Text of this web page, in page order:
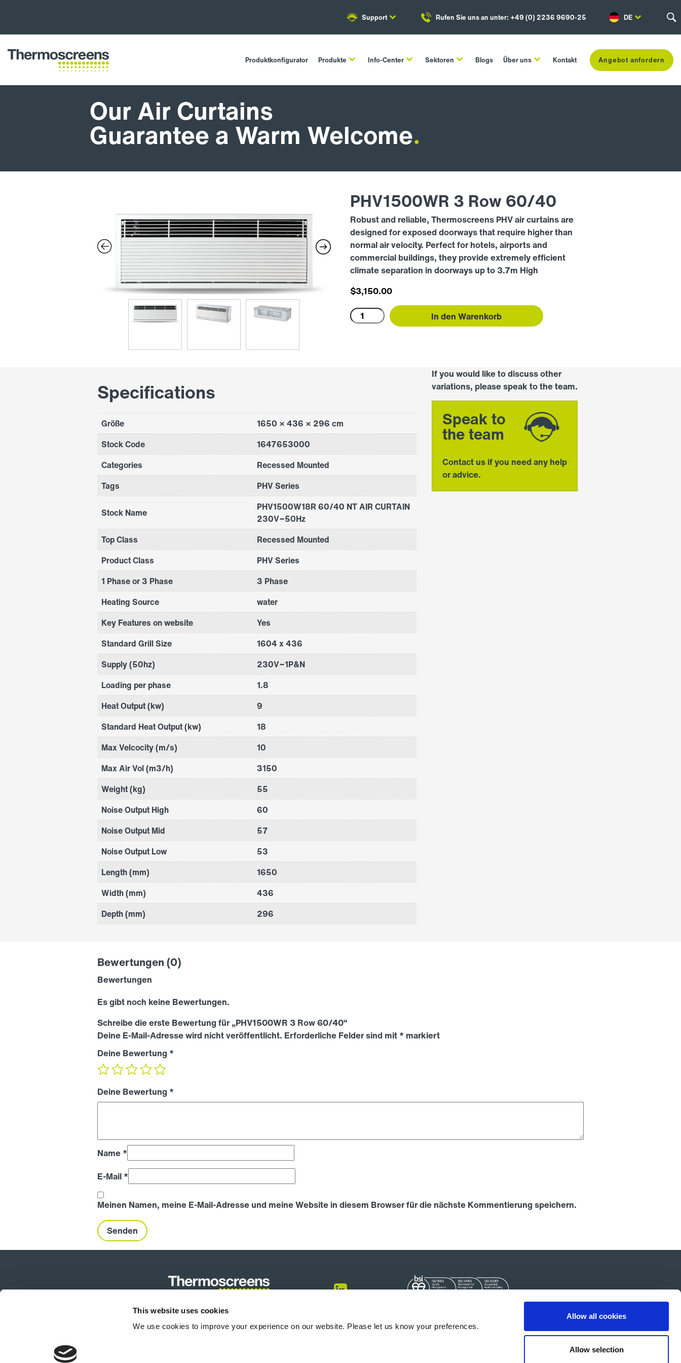
This website uses cookies
We use cookies to improve your experience on our website. Please let us know your preferences.
Allow all cookies
Allow selection
Support Rufen Sie uns an unter: +49 (0) 2236 9690-25 DE
Produktkonfigurator Produkte Info-Center Sektoren Blogs Über uns Kontakt Angebot anfordern
Our Air Curtains
Guarantee a Warm Welcome.
PHV1500WR 3 Row 60/40
Robust and reliable, Thermoscreens PHV air curtains are
designed for exposed doorways that require higher than
normal air velocity. Perfect for hotels, airports and
commercial buildings, they provide extremely efficient
climate separation in doorways up to 3.7m High
$3,150.00
PHV1500WR
3
In den Warenkorb
Specifications
Größe
1650 × 436 × 296 cm
Stock Code
1647653000
Categories
Recessed Mounted
Tags
PHV Series
Stock Name
PHV1500W18R 60/40 NT AIR CURTAIN
230V~50Hz
Top Class
Recessed Mounted
Product Class
PHV Series
1 Phase or 3 Phase
3 Phase
Heating Source
water
Key Features on website
Yes
Standard Grill Size
1604 x 436
Supply (50hz)
230V~1P&N
Loading per phase
1.8
Heat Output (kw)
9
Standard Heat Output (kw)
18
Max Velcocity (m/s)
10
Max Air Vol (m3/h)
3150
Weight (kg)
55
Noise Output High
60
Noise Output Mid
57
Noise Output Low
53
Length (mm)
1650
Width (mm)
436
Depth (mm)
296
If you would like to discuss other
variations, please speak to the team.
Speak to
the team
Contact us if you need any help
or advice.
Bewertungen (0)
Bewertungen
Es gibt noch keine Bewertungen.
Schreibe die erste Bewertung für „PHV1500WR 3 Row 60/40“
Deine E-Mail-Adresse wird nicht veröffentlicht. Erforderliche Felder sind mit * markiert
Deine Bewertung *
Deine Bewertung *
Name *
E-Mail *
Meinen Namen, meine E-Mail-Adresse und meine Website in diesem Browser für die nächste Kommentierung speichern.
Produktkonfigurator Produkte Info-Center Blogs Über uns Karriere Kontakt